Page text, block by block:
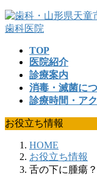
コ
ン
ッ
プ
ナ
ビ
移
動
TOP
医院紹介
診療案内
消毒・滅菌に
診療時間・ア
お役立ち情報
HOME
お役立ち情報
舌の下に腫瘍